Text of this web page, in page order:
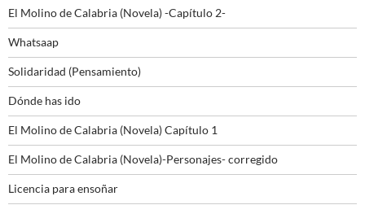
El Molino de Calabria (Novela) -Capítulo 2-
Whatsaap
Solidaridad (Pensamiento)
Dónde has ido
El Molino de Calabria (Novela) Capítulo 1
El Molino de Calabria (Novela)-Personajes- corregido
Licencia para ensoñar